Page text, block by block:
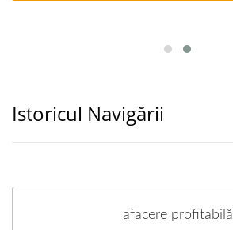
Istoricul Navigării
afacere profitabilă